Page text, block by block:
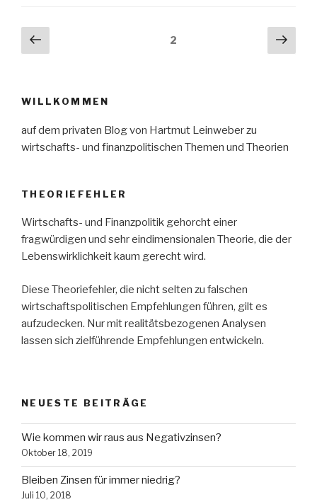
Beitragsnavigation
Vorherige
Seite
2
WILLKOMMEN
auf dem privaten Blog von Hartmut Leinweber zu
wirtschafts- und finanzpolitischen Themen und Theorien
THEORIEFEHLER
Wirtschafts- und Finanzpolitik gehorcht einer
fragwürdigen und sehr eindimensionalen Theorie, die der
Lebenswirklichkeit kaum gerecht wird.
Diese Theoriefehler, die nicht selten zu falschen
wirtschaftspolitischen Empfehlungen führen, gilt es
aufzudecken. Nur mit realitätsbezogenen Analysen
lassen sich zielführende Empfehlungen entwickeln.
NEUESTE BEITRÄGE
Wie kommen wir raus aus Negativzinsen?
Oktober 18, 2019
Bleiben Zinsen für immer niedrig?
Juli 10, 2018